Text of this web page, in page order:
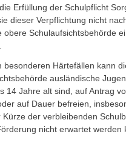
Erfüllung der Schulpflicht
dieser Verpflichtung nicht
obere Schulaufsichtsbehörde
besonderen Härtefällen kann
ausländische
14 Jahre alt sind, auf Antrag
auf Dauer befreien,
Kürze der verbleibenden
nicht erwartet werden